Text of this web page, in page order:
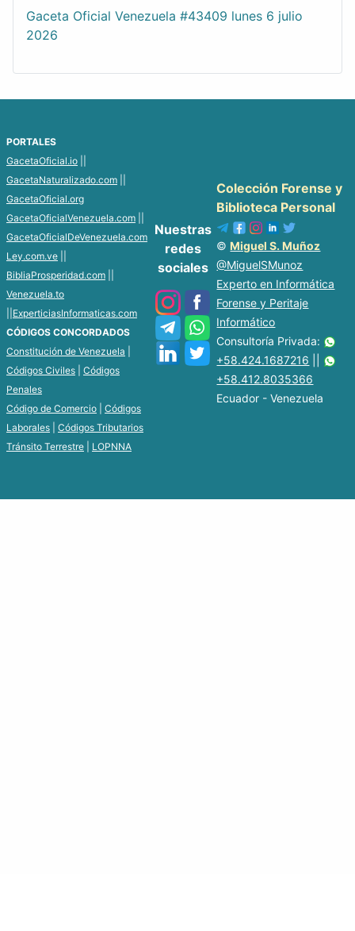
Gaceta Oficial Venezuela #43409 lunes 6 julio
2026
PORTALES
GacetaOficial.io
GacetaNaturalizado.com
GacetaOficial.org
GacetaOficialVenezuela.com
GacetaOficialDeVenezuela.com
Ley.com.ve
BibliaProsperidad.com
Venezuela.to
ExperticiasInformaticas.com
CÓDIGOS CONCORDADOS
Constitución de Venezuela
Códigos Civiles
Códigos
Penales
Código de Comercio
Códigos
Laborales
Códigos Tributarios
Tránsito Terrestre
LOPNNA
Nuestras
redes
sociales
Colección Forense y
Biblioteca Personal
©Miguel S. Muñoz
@MiguelSMunoz
Experto en Informática
Forense y Peritaje
Informático
Consultoría Privada:
+58.424.1687216
+58.412.8035366
Ecuador - Venezuela